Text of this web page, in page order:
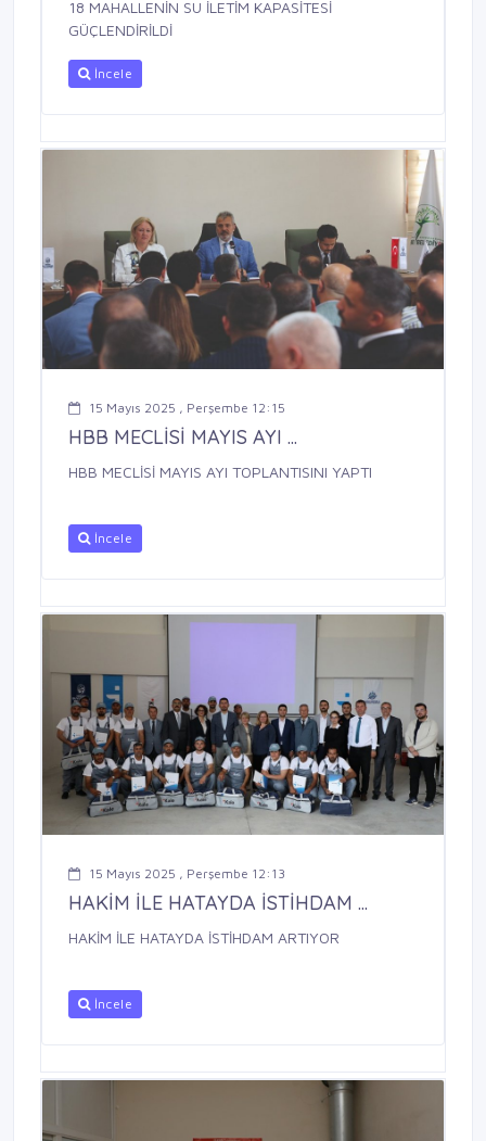
18 MAHALLENİN SU İLETİM KAPASİTESİ
GÜÇLENDİRİLDİ
İncele
15 Mayıs 2025 , Perşembe 12:15
HBB MECLİSİ MAYIS AYI ...
HBB MECLİSİ MAYIS AYI TOPLANTISINI YAPTI
İncele
15 Mayıs 2025 , Perşembe 12:13
HAKİM İLE HATAYDA İSTİHDAM ...
HAKİM İLE HATAYDA İSTİHDAM ARTIYOR
İncele